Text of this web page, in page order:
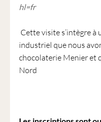
hl=fr
Cette visite s’intègre à
industriel que nous
chocolaterie Menier et
Nord